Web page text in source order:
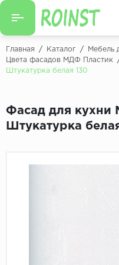
Назад
Кухни на заказ
Декоры столешниц
Главная / Каталог / Мебель
Цвета фасадов МДФ Пластик
Штукатурка белая 130
Фасад для кухни
Штукатурка